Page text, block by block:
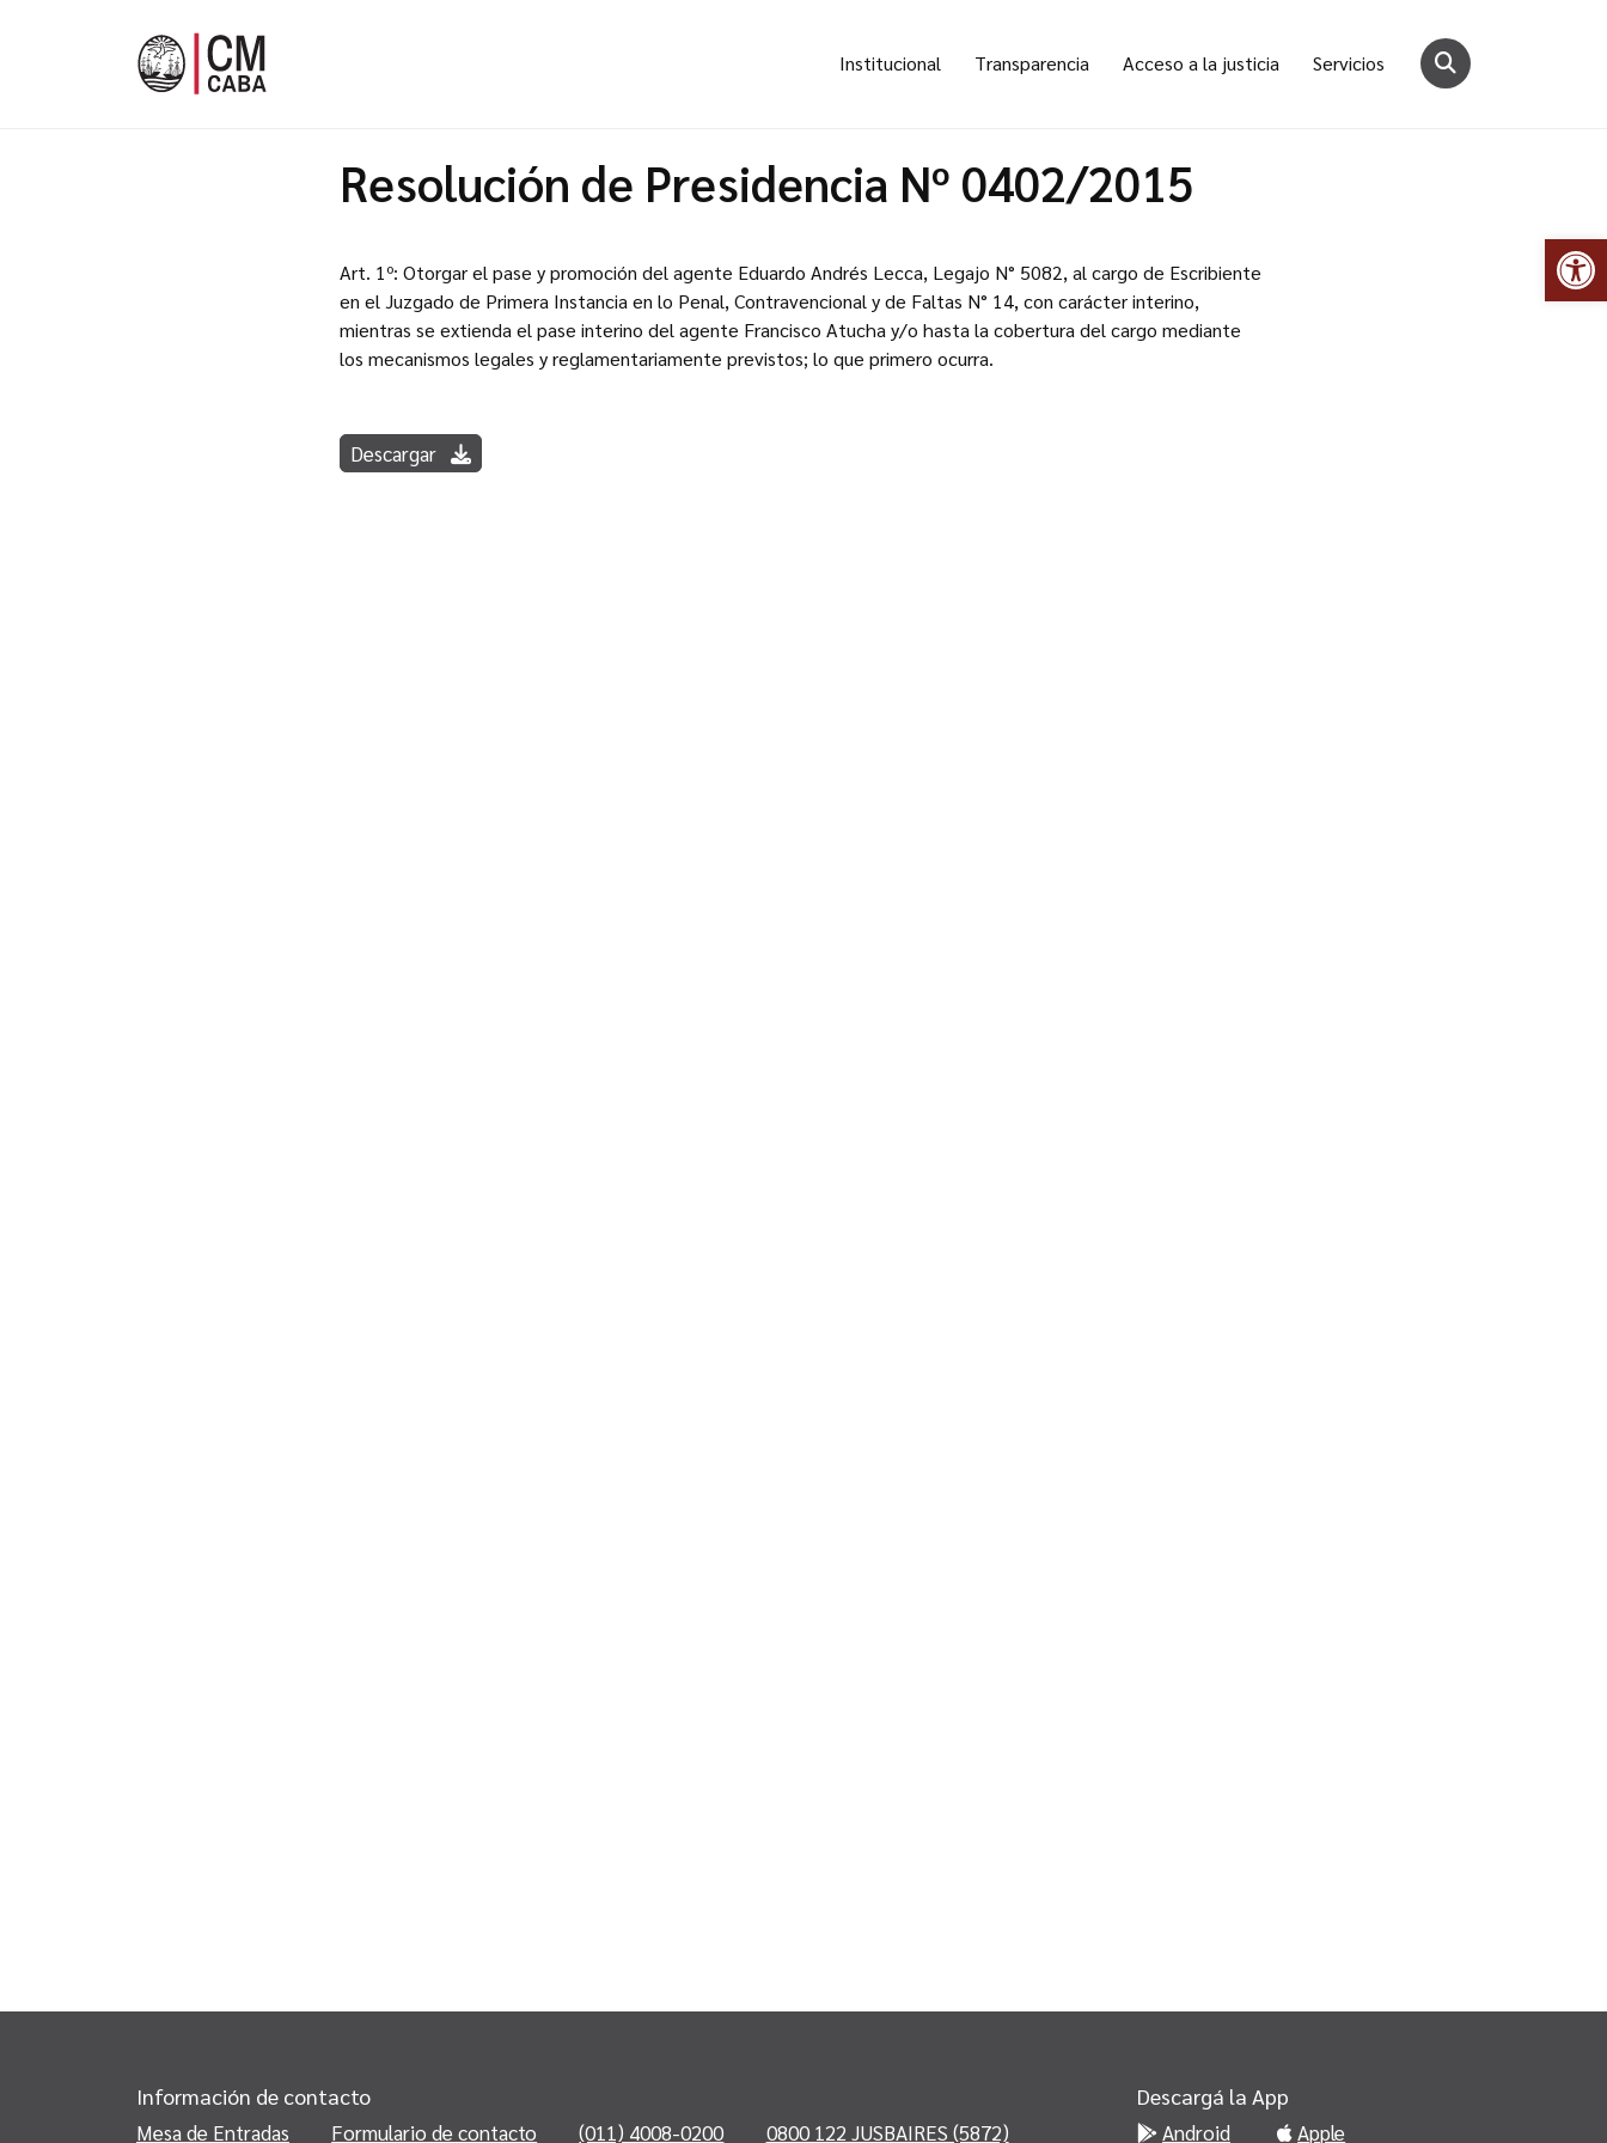
Institucional Transparencia Acceso a la justicia Servicios
Resolución de Presidencia Nº 0402/2015
Art. 1º: Otorgar el pase y promoción del agente Eduardo Andrés Lecca, Legajo N° 5082, al cargo de Escribiente
en el Juzgado de Primera Instancia en lo Penal, Contravencional y de Faltas N° 14, con carácter interino,
mientras se extienda el pase interino del agente Francisco Atucha y/o hasta la cobertura del cargo mediante
los mecanismos legales y reglamentariamente previstos; lo que primero ocurra.
Descargar
Información de contacto
Mesa de Entradas Formulario de contacto (011) 4008-0200 0800 122 JUSBAIRES (5872)
Descargá la App
Android Apple